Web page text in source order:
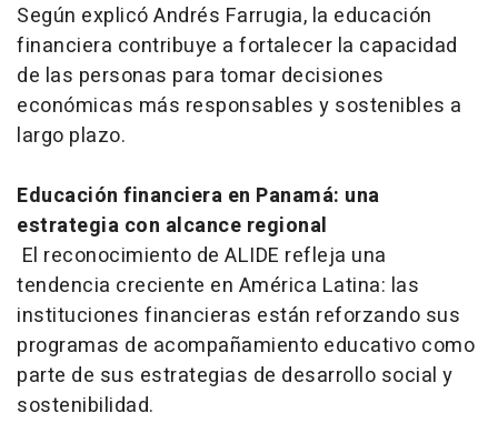
Según explicó Andrés Farrugia, la educación
financiera contribuye a fortalecer la capacidad
de las personas para tomar decisiones
económicas más responsables y sostenibles a
largo plazo.
Educación financiera en Panamá: una
estrategia con alcance regional
El reconocimiento de ALIDE refleja una
tendencia creciente en América Latina: las
instituciones financieras están reforzando sus
programas de acompañamiento educativo como
parte de sus estrategias de desarrollo social y
sostenibilidad.